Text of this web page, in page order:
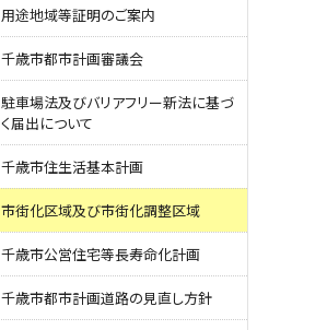
用途地域等証明のご案内
千歳市都市計画審議会
駐車場法及びバリアフリー新法に基づ
く届出について
千歳市住生活基本計画
市街化区域及び市街化調整区域
千歳市公営住宅等長寿命化計画
千歳市都市計画道路の見直し方針